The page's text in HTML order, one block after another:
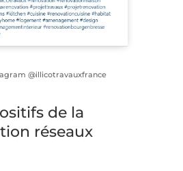
@illicotravauxfrance
de la
réseaux